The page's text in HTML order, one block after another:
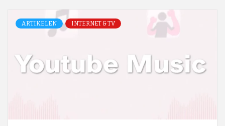
ARTIKELEN INTERNET & TV